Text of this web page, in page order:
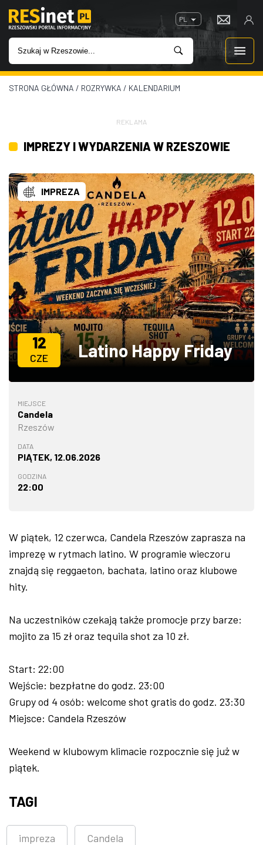
PL
WIADOMOŚCI
IMPREZY
ROZRYWKA
W KINACH
GASTRONOMIA
ZDJĘCIA
W RZESZOWIE
STRONA GŁÓWNA / ROZRYWKA / KALENDARIUM
REKLAMA
IMPREZY I WYDARZENIA W RZESZOWIE
IMPREZA
12
CZE Latino Happy Friday
MIEJSCE
Candela
Rzeszów
DATA
PIĄTEK, 12.06.2026
GODZINA
22:00
W piątek, 12 czerwca, Candela Rzeszów zaprasza na
imprezę w rytmach latino. W programie wieczoru
znajdą się reggaeton, bachata, latino oraz klubowe
hity.
Na uczestników czekają także promocje przy barze:
mojito za 15 zł oraz tequila shot za 10 zł.
Start: 22:00
Wejście: bezpłatne do godz. 23:00
Grupy od 4 osób: welcome shot gratis do godz. 23:30
Miejsce: Candela Rzeszów
Weekend w klubowym klimacie rozpocznie się już w
piątek.
TAGI
impreza Candela